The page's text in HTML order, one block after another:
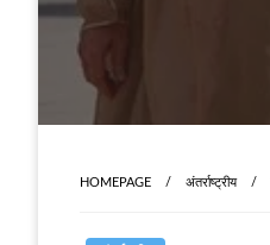
HOMEPAGE अंतर्राष्ट्रीय